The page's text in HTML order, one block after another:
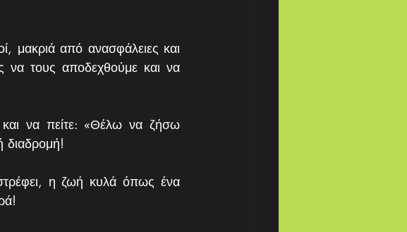
μακριά από ανασφάλειες και
να τους αποδεχθούμε και να
και να πείτε: «Θέλω να ζήσω
διαδρομή!
η ζωή κυλά όπως ένα